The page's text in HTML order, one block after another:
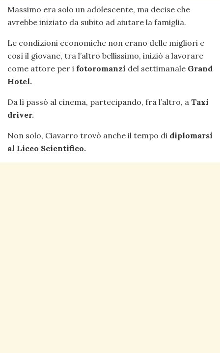
Massimo era solo un adolescente, ma decise che
avrebbe iniziato da subito ad aiutare la famiglia.
Le condizioni economiche non erano delle migliori e
così il giovane, tra l’altro bellissimo, iniziò a lavorare
come attore per i fotoromanzi del settimanale Grand
Hotel.
Da lì passò al cinema, partecipando, fra l’altro, a Taxi
driver.
Non solo, Ciavarro trovò anche il tempo di diplomarsi
al Liceo Scientifico.